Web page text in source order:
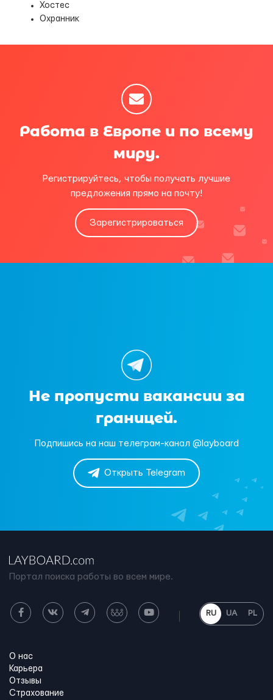
Хостес
Охранник
Работа в Европе и по всему
миру.
Регистрируйтесь, чтобы получать лучшие
предложения прямо на почту!
Зарегистрироваться
Не пропусти вакансии за
границей.
Подпишись на наш телеграм-канал @layboard
Открыть Telegram
Портал поиска работы во всем мире.
RU UA PL
О нас
Карьера
Отзывы
Страхование